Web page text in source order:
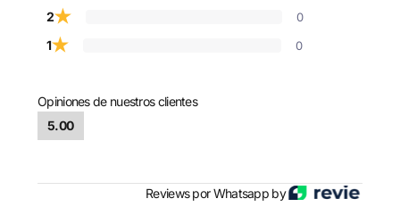
2★ 0
1★ 0
Opiniones de nuestros clientes
5.00
Reviews por Whatsapp by